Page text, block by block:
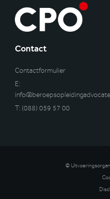
Contact
Contactformulier
E:
T: (088) 059 57 00
©